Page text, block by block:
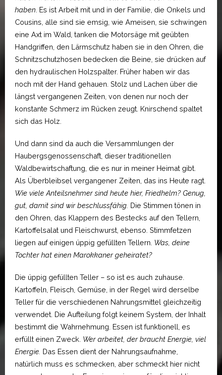
haben . Es ist Arbeit mit und in der Familie, die Onkels und
Cousins, alle sind sie emsig, wie Ameisen, sie schwingen
eine Axt im Wald, tanken die Motorsäge mit geübten
Handgriffen, den Lärmschutz haben sie in den Ohren, die
Schnitzschutzhosen bedecken die Beine, sie drücken auf
den hydraulischen Holzspalter. Früher haben wir das
noch mit der Hand gehauen. Stolz und Lachen über die
längst vergangenen Zeiten, von denen nur noch der
konstante Schmerz im Rücken zeugt. Knirschend spaltet
sich das Holz.
Und dann sind da auch die Versammlungen der
Haubergsgenossenschaft, dieser traditionellen
Waldbewirtschaftung, die es nur in meiner Heimat gibt.
Als Überbleibsel vergangener Zeiten, das ins Heute ragt.
Wie viele Anteilsnehmer sind heute hier, Friedhelm? Genug,
gut, damit sind wir beschlussfähig. Die Stimmen tönen in
den Ohren, das Klappern des Bestecks auf den Tellern,
Kartoffelsalat und Fleischwurst, ebenso. Stimmfetzen
liegen auf einigen üppig gefüllten Tellern. Was, deine
Tochter hat einen Marokkaner geheiratet?
Die üppig gefüllten Teller – so ist es auch zuhause.
Kartoffeln, Fleisch, Gemüse, in der Regel wird derselbe
Teller für die verschiedenen Nahrungsmittel gleichzeitig
verwendet. Die Aufteilung folgt keinem System, der Inhalt
bestimmt die Wahrnehmung. Essen ist funktionell, es
erfüllt einen Zweck. Wer arbeitet, der braucht Energie, viel
Energie. Das Essen dient der Nahrungsaufnahme,
natürlich muss es schmecken, aber schmeckt hier nicht